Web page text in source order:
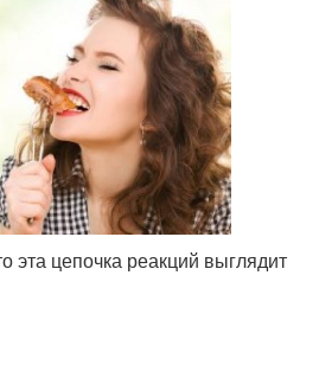
эта цепочка реакций выглядит